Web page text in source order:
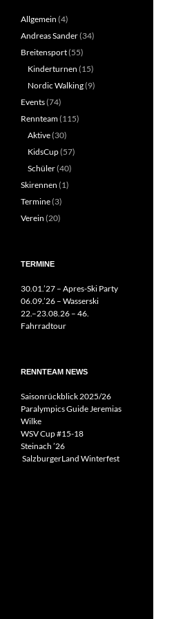
Allgemein (4)
Andreas Sander(34)
Breitensport(55)
Kinderturnen (15)
Nordic Walking(9)
Events(74)
Rennteam(115)
Aktive(30)
KidsCup(57)
Schüler(40)
Skirennen (1)
Termine(3)
Verein (20)
TERMINE
30.01.’27 – Apres-Ski Party
06.09.’26 – Wasserski
22.–23.08.26 – 46.
Fahrradtour
RENNTEAM NEWS
Saisonrückblick 2025/26
Paralympics Guide Jeremias
Wilke
WSV Cup #15-18
Steinach ’26
SalzburgerLand Winterfest